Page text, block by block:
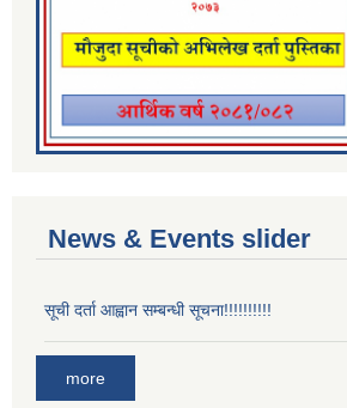
News & Events slider
सूची दर्ता आह्वान सम्बन्धी सूचना!!!!!!!!!!
more